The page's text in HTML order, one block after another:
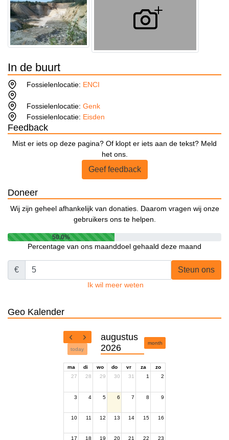
In de buurt
Fossielenlocatie: ENCI
Fossielenlocatie:Genk
Fossielenlocatie: Eisden
Feedback
Mist er iets op deze pagina? Of klopt er iets aan de tekst? Meld
het ons.
Geef feedback
Doneer
Wij zijn geheel afhankelijk van donaties. Daarom vragen wij onze
gebruikers ons te helpen.
50.0%
Percentage van ons maanddoel gehaald deze maand
€ Steun ons
Ik wil meer weten
Geo Kalender
today
augustus
2026
month
ma di wo do vr za
zo
27
28 29 30 31 1 2
3 4 5 6 7 8 9
10 11 12 13 14 15 16
17 18 19 20 21 22 23